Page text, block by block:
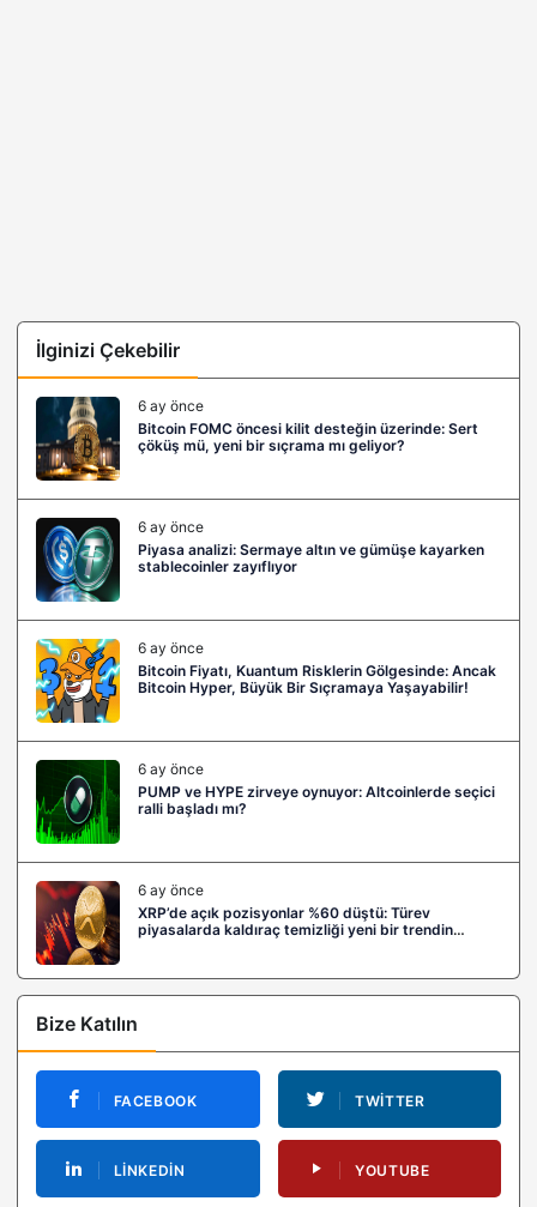
İlginizi Çekebilir
6 ay önce
Bitcoin FOMC öncesi kilit desteğin üzerinde: Sert
çöküş mü, yeni bir sıçrama mı geliyor?
6 ay önce
Piyasa analizi: Sermaye altın ve gümüşe kayarken
stablecoinler zayıflıyor
6 ay önce
Bitcoin Fiyatı, Kuantum Risklerin Gölgesinde: Ancak
Bitcoin Hyper, Büyük Bir Sıçramaya Yaşayabilir!
6 ay önce
PUMP ve HYPE zirveye oynuyor: Altcoinlerde seçici
ralli başladı mı?
6 ay önce
XRP’de açık pozisyonlar %60 düştü: Türev
piyasalarda kaldıraç temizliği yeni bir trendin
Bize Katılın
FACEBOOK TWITTER
LINKEDIN YOUTUBE